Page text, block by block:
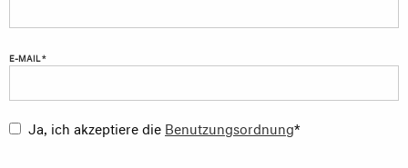
E-MAIL *
Ja, ich akzeptiere die Benutzungsordnung*